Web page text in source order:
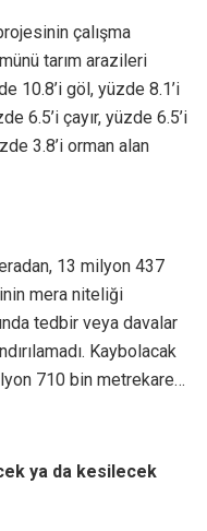
çalışma
tarım arazileri
10.8’i göl, yüzde 8.1’i
6.5’i çayır, yüzde 6.5’i
3.8’i orman alan
13 milyon 437
mera niteliği
tedbir veya davalar
Kaybolacak
710 bin metrekare…
ya da kesilecek